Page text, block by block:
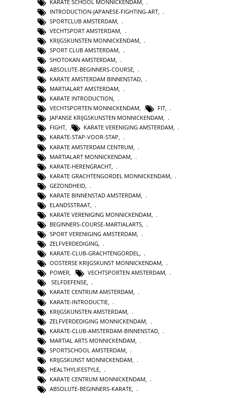
KARATE SCHOOL MONNICKENDAM
INTRODUCTION-JAPANESE-FIGHTING-ART
SPORTCLUB AMSTERDAM
VECHTSPORT AMSTERDAM
KRIJGSKUNSTEN MONNICKENDAM
SPORT CLUB AMSTERDAM
SHOTOKAN AMSTERDAM
ABSOLUTE-BEGINNERS-COURSE,
KARATE AMSTERDAM BINNENSTAD,
MARTIALART AMSTERDAM,
KARATE INTRODUCTION,
VECHTSPORTEN MONNICKENDAM, FIT,
JAPANSE KRIJGSKUNSTEN MONNICKENDAM,
FIGHT, KARATE VERENIGING AMSTERDAM,
KARATE-STAP-VOOR-STAP,
KARATE AMSTERDAM CENTRUM
MARTIALART MONNICKENDAM
KARATE-HERENGRACHT
KARATE GRACHTENGORDEL MONNICKENDAM
GEZONDHEID
KARATE BINNENSTAD AMSTERDAM
ELANDSSTRAAT
KARATE VERENIGING MONNICKENDAM
BEGINNERS-COURSE-MARTIALARTS,
SPORT VERENIGING AMSTERDAM,
ZELFVERDEDIGING,
KARATE-CLUB-GRACHTENGORDEL,
OOSTERSE KRIJGSKUNST MONNICKENDAM,
POWER, VECHTSPORTEN AMSTERDAM,
SELFDEFENSE,
KARATE CENTRUM AMSTERDAM,
KARATE-INTRODUCTIE
KRIJGSKUNSTEN AMSTERDAM
ZELFVERDEDIGING MONNICKENDAM
KARATE-CLUB-AMSTERDAM-BINNENSTAD
MARTIAL ARTS MONNICKENDAM
SPORTSCHOOL AMSTERDAM
KRIJGSKUNST MONNICKENDAM
HEALTHYLIFESTYLE
KARATE CENTRUM MONNICKENDAM,
ABSOLUTE-BEGINNERS-KARATE,